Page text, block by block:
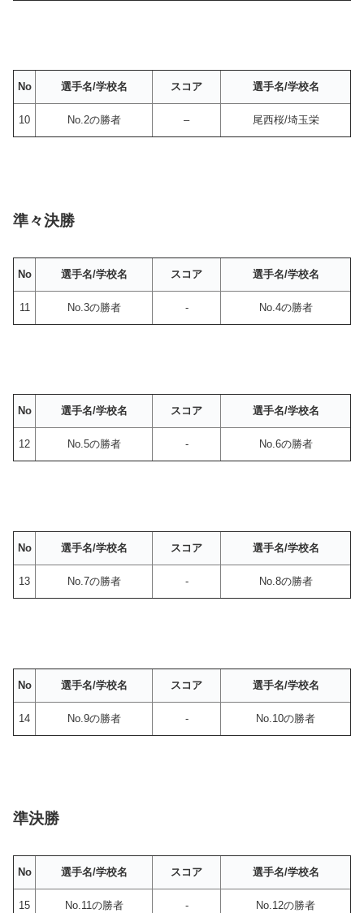
No 選手名/学校名 スコア 選手名/学校名
10 No.2の勝者 – 尾西桜/埼玉栄
準々決勝
No 選手名/学校名 スコア 選手名/学校名
11 No.3の勝者 - No.4の勝者
No 選手名/学校名 スコア 選手名/学校名
12 No.5の勝者 - No.6の勝者
No 選手名/学校名 スコア 選手名/学校名
13 No.7の勝者 - No.8の勝者
No 選手名/学校名 スコア 選手名/学校名
14 No.9の勝者 - No.10の勝者
準決勝
No 選手名/学校名 スコア 選手名/学校名
15 No.11の勝者 - No.12の勝者